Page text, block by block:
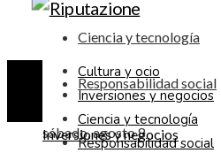
Ciencia y tecnología
Responsabilidad social
sábado, agosto 8
Cultura y ocio
Inversiones y negocios
Ciencia y tecnología
Responsabilidad social
Inversiones y negocios